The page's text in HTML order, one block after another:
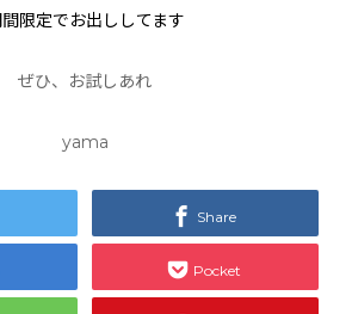
限定でお出ししてます
ぜひ、お試しあれ
yama
Share
Pocket